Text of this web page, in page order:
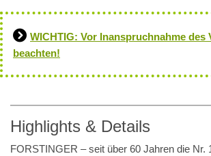
WICHTIG: Vor Inanspruchnahme des
beachten!
Highlights & Details
FORSTINGER – seit über 60 Jahren die Nr.